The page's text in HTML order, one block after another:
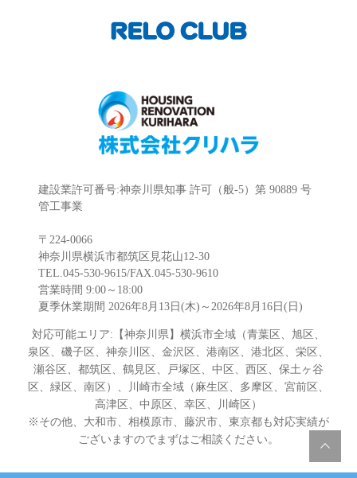
建設業許可番号:神奈川県知事 許可（般-5）第 90889 号
管工事業
〒224-0066
神奈川県横浜市都筑区見花山12-30
TEL.045-530-9615/FAX.045-530-9610
営業時間 9:00～18:00
夏季休業期間 2026年8月13日(木)～2026年8月16日(日)
対応可能エリア:【神奈川県】横浜市全域（青葉区、旭区、
泉区、磯子区、神奈川区、金沢区、港南区、港北区、栄区、
瀬谷区、都筑区、鶴見区、戸塚区、中区、西区、保土ヶ谷
区、緑区、南区）、川崎市全域（麻生区、多摩区、宮前区、
高津区、中原区、幸区、川崎区）
※その他、大和市、相模原市、藤沢市、東京都も対応実績が
ございますのでまずはご相談ください。